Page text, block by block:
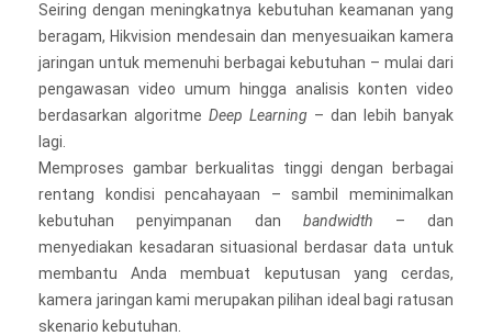
Seiring dengan meningkatnya kebutuhan keamanan yang
beragam, Hikvision mendesain dan menyesuaikan kamera
jaringan untuk memenuhi berbagai kebutuhan – mulai dari
pengawasan video umum hingga analisis konten video
berdasarkan algoritme Deep Learning – dan lebih banyak
lagi.
Memproses gambar berkualitas tinggi dengan berbagai
rentang kondisi pencahayaan – sambil meminimalkan
kebutuhan penyimpanan danbandwidth – dan
menyediakan kesadaran situasional berdasar data untuk
membantu Anda membuat keputusan yang cerdas,
kamera jaringan kami merupakan pilihan ideal bagi ratusan
skenario kebutuhan.